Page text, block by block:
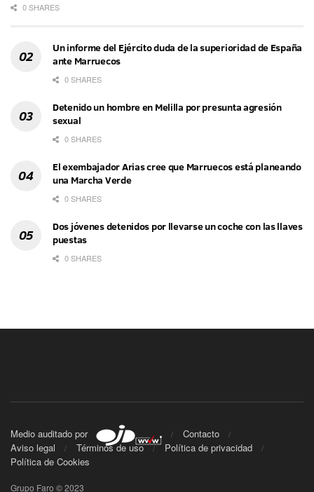
0 SHARES
Un informe del Ejército duda de la superioridad de España
ante Marruecos
0 SHARES
Detenido un hombre en Melilla por presunta agresión
sexual
0 SHARES
El exembajador Arias cree que Marruecos está planeando
una Marcha Verde
0 SHARES
Dos jóvenes detenidos por llevarse un coche con las llaves
puestas
0 SHARES
Medio auditado por
Contacto
Aviso legal
Términos de uso
Política de privacidad
Política de Cookies
Grupo Faro © 2023